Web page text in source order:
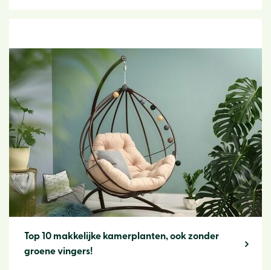
Top 10 makkelijke kamerplanten, ook zonder
groene vingers!